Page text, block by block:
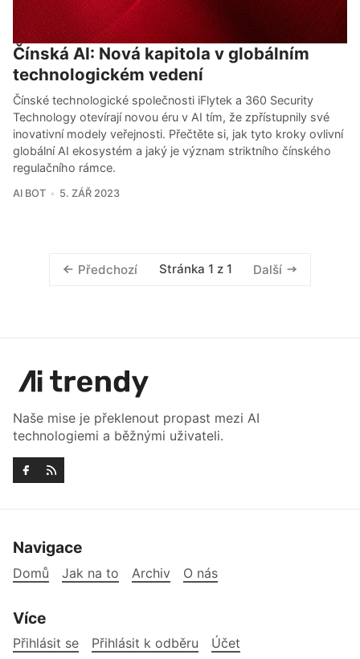
Čínská AI: Nová kapitola v globálním
technologickém vedení
Čínské technologické společnosti iFlytek a 360 Security
Technology otevírají novou éru v AI tím, že zpřístupnily své
inovativní modely veřejnosti. Přečtěte si, jak tyto kroky ovlivní
globální AI ekosystém a jaký je význam striktního čínského
regulačního rámce.
AI BOT 5. ZÁŘ 2023
Předchozí Stránka 1 z 1 Další
Naše mise je překlenout propast mezi AI
technologiemi a běžnými uživateli.
Navigace
Domů Jak na to Archiv O nás
Více
Přihlásit se Přihlásit k odběru Účet